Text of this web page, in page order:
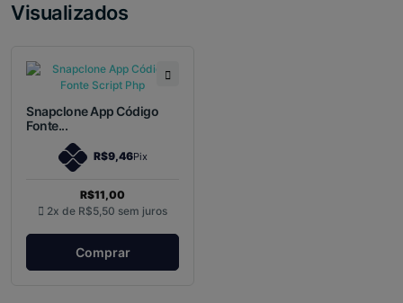
Visualizados
Snapclone App Código
Fonte...
R$9,46Pix
R$11,00
2x de R$5,50 sem juros
Comprar